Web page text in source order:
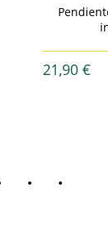
21,90 €